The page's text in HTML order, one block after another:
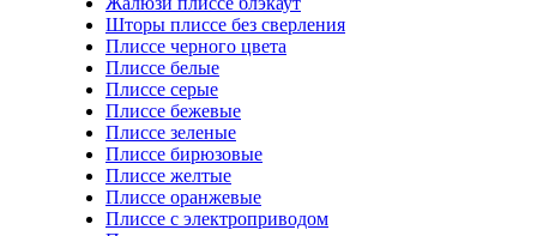
Шторы плиссе без сверления
Плиссе черного цвета
Плиссе белые
Плиссе серые
Плиссе бежевые
Плиссе зеленые
Плиссе бирюзовые
Плиссе желтые
Плиссе оранжевые
Плиссе с электроприводом